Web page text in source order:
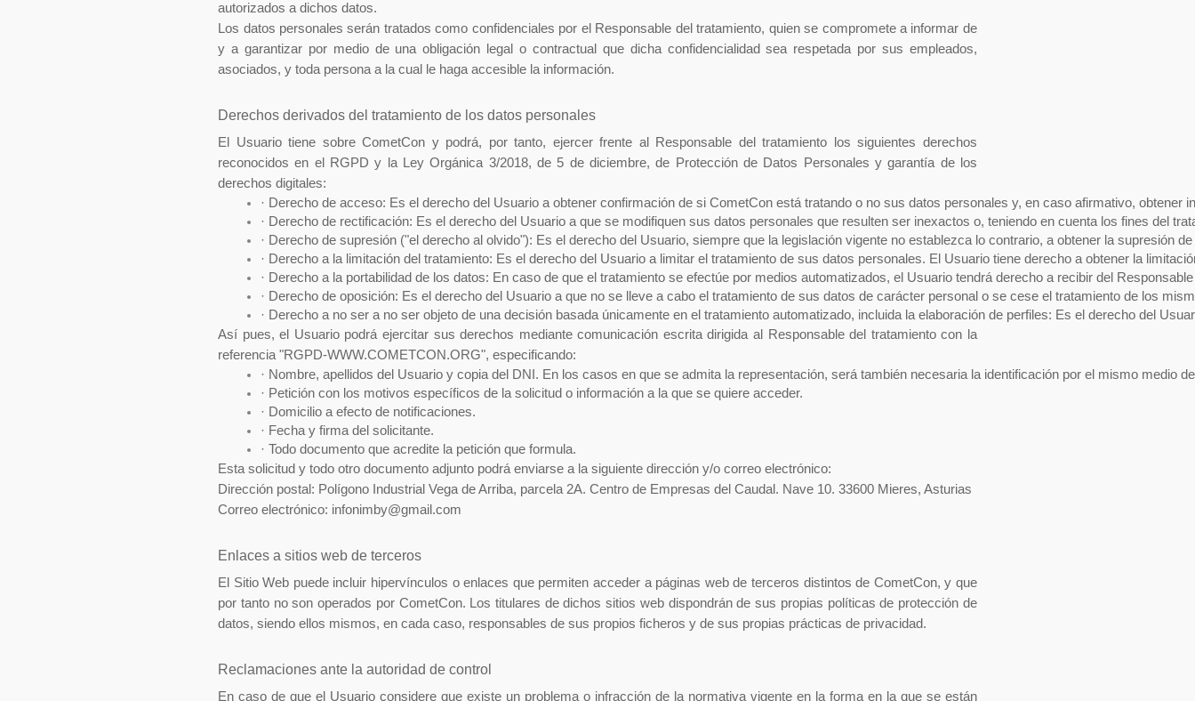
autorizados a dichos datos.
Los datos personales serán tratados como confidenciales por el Responsable del tratamiento, quien se compromete a informar de
y a garantizar por medio de una obligación legal o contractual que dicha confidencialidad sea respetada por sus empleados,
asociados, y toda persona a la cual le haga accesible la información.
Derechos derivados del tratamiento de los datos personales
El Usuario tiene sobre CometCon y podrá, por tanto, ejercer frente al Responsable del tratamiento los siguientes derechos
reconocidos en el RGPD y la Ley Orgánica 3/2018, de 5 de diciembre, de Protección de Datos Personales y garantía de los
derechos digitales:
· Derecho de acceso: Es el derecho del Usuario a obtener confirmación de si CometCon está tratando o no sus datos personales y, en caso afirmativo,
· Derecho de rectificación: Es el derecho del Usuario a que se modifiquen sus datos personales que resulten ser inexactos o, teniendo en cuenta los fines del
· Derecho de supresión ("el derecho al olvido"): Es el derecho del Usuario, siempre que la legislación vigente no establezca lo contrario, a obtener la
· Derecho a la limitación del tratamiento: Es el derecho del Usuario a limitar el tratamiento de sus datos personales. El Usuario tiene derecho a obtener la
· Derecho a la portabilidad de los datos: En caso de que el tratamiento se efectúe por medios automatizados, el Usuario tendrá derecho a recibir del
· Derecho de oposición: Es el derecho del Usuario a que no se lleve a cabo el tratamiento de sus datos de carácter personal o se cese el tratamiento de los
· Derecho a no ser a no ser objeto de una decisión basada únicamente en el tratamiento automatizado, incluida la elaboración de perfiles: Es el derecho del
Así pues, el Usuario podrá ejercitar sus derechos mediante comunicación escrita dirigida al Responsable del tratamiento con la
referencia "RGPD-WWW.COMETCON.ORG", especificando:
· Nombre, apellidos del Usuario y copia del DNI. En los casos en que se admita la representación, será también necesaria la identificación por el mismo
· Petición con los motivos específicos de la solicitud o información a la que se quiere acceder.
· Domicilio a efecto de notificaciones.
· Fecha y firma del solicitante.
· Todo documento que acredite la petición que formula.
Esta solicitud y todo otro documento adjunto podrá enviarse a la siguiente dirección y/o correo electrónico:
Dirección postal: Polígono Industrial Vega de Arriba, parcela 2A. Centro de Empresas del Caudal. Nave 10. 33600 Mieres, Asturias
Correo electrónico: infonimby@gmail.com
Enlaces a sitios web de terceros
El Sitio Web puede incluir hipervínculos o enlaces que permiten acceder a páginas web de terceros distintos de CometCon, y que
por tanto no son operados por CometCon. Los titulares de dichos sitios web dispondrán de sus propias políticas de protección de
datos, siendo ellos mismos, en cada caso, responsables de sus propios ficheros y de sus propias prácticas de privacidad.
Reclamaciones ante la autoridad de control
En caso de que el Usuario considere que existe un problema o infracción de la normativa vigente en la forma en la que se están